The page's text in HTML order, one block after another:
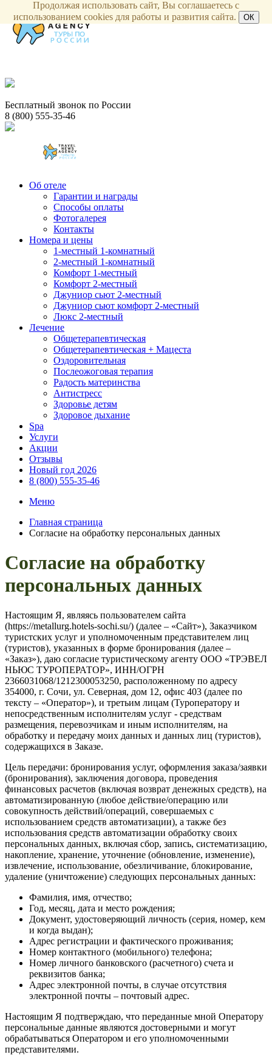
Бесплатный звонок по России
8 (800) 555-35-46
Об отеле
Гарантии и награды
Способы оплаты
Фотогалерея
Контакты
Номера и цены
1-местный 1-комнатный
2-местный 1-комнатный
Комфорт 1-местный
Комфорт 2-местный
Джуниор сьют 2-местный
Джуниор сьют комфорт 2-местный
Люкс 2-местный
Лечение
Общетерапевтическая
Общетерапевтическая + Мацеста
Оздоровительная
Послеожоговая терапия
Радость материнства
Антистресс
Здоровье детям
Здоровое дыхание
Spa
Услуги
Акции
Отзывы
Новый год 2026
8 (800) 555-35-46
Меню
Главная страница
Согласие на обработку персональных данных
Согласие на обработку
персональных данных
Настоящим Я, являясь пользователем сайта
(https://metallurg.hotels-sochi.su/) (далее – «Сайт»), Заказчиком
туристских услуг и уполномоченным представителем лиц
(туристов), указанных в форме бронирования (далее –
«Заказ»), даю согласие туристическому агенту ООО «ТРЭВЕЛ
НЬЮС ТУРОПЕРАТОР», ИНН/ОГРН
2366031068/1212300053250, расположенному по адресу
354000, г. Сочи, ул. Северная, дом 12, офис 403 (далее по
тексту – «Оператор»), и третьим лицам (Туроператору и
непосредственным исполнителям услуг - средствам
размещения, перевозчикам и иным исполнителям, на
обработку и передачу моих данных и данных лиц (туристов),
содержащихся в Заказе.
Цель передачи: бронирования услуг, оформления заказа/заявки
(бронирования), заключения договора, проведения
финансовых расчетов (включая возврат денежных средств), на
автоматизированную (любое действие/операцию или
совокупность действий/операций, совершаемых с
использованием средств автоматизации), а также без
использования средств автоматизации обработку своих
персональных данных, включая сбор, запись, систематизацию,
накопление, хранение, уточнение (обновление, изменение),
извлечение, использование, обезличивание, блокирование,
удаление (уничтожение) следующих персональных данных:
Фамилия, имя, отчество;
Год, месяц, дата и место рождения;
Документ, удостоверяющий личность (серия, номер, кем
и когда выдан);
Адрес регистрации и фактического проживания;
Номер контактного (мобильного) телефона;
Номер личного банковского (расчетного) счета и
реквизитов банка;
Адрес электронной почты, в случае отсутствия
электронной почты – почтовый адрес.
Настоящим Я подтверждаю, что переданные мной Оператору
персональные данные являются достоверными и могут
обрабатываться Оператором и его уполномоченными
представителями.
Продолжая использовать сайт, Вы соглашаетесь с
использованием cookies для работы и развития сайта.
ОК